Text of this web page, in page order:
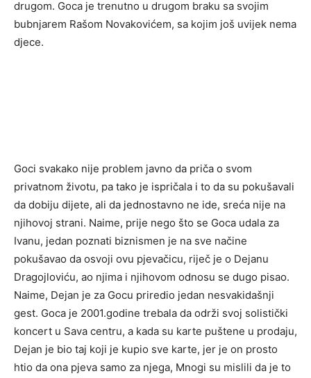
drugom. Goca je trenutno u drugom braku sa svojim
bubnjarem Rašom Novakovićem, sa kojim još uvijek nema
djece.
Goci svakako nije problem javno da priča o svom
privatnom životu, pa tako je ispričala i to da su pokušavali
da dobiju dijete, ali da jednostavno ne ide, sreća nije na
njihovoj strani. Naime, prije nego što se Goca udala za
Ivanu, jedan poznati biznismen je na sve načine
pokušavao da osvoji ovu pjevačicu, riječ je o Dejanu
Dragojloviću, ao njima i njihovom odnosu se dugo pisao.
Naime, Dejan je za Gocu priredio jedan nesvakidašnji
gest. Goca je 2001.godine trebala da održi svoj solistički
koncert u Sava centru, a kada su karte puštene u prodaju,
Dejan je bio taj koji je kupio sve karte, jer je on prosto
htio da ona pjeva samo za njega, Mnogi su mislili da je to